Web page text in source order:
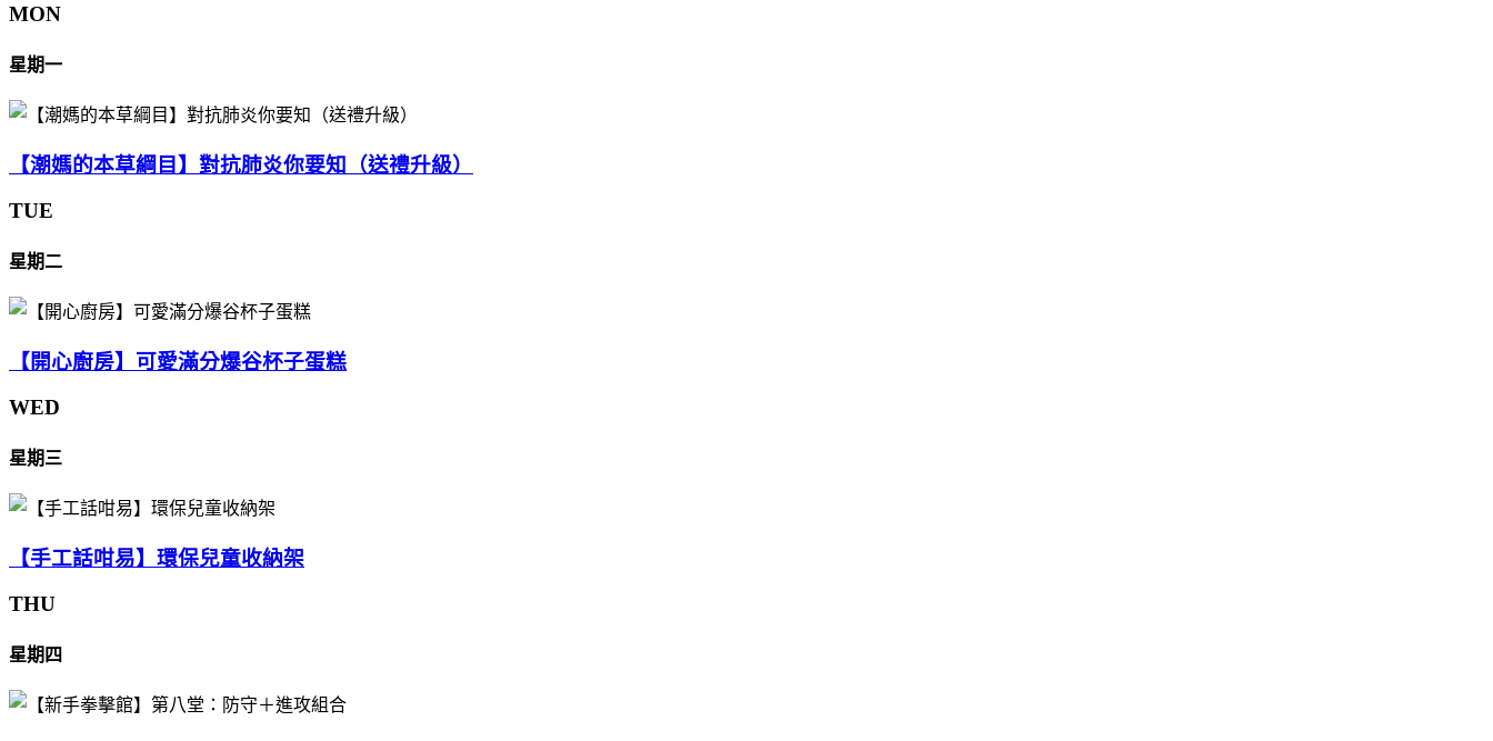
MON
星期一
【潮媽的本草綱目】對抗肺炎你要知（送禮升級）
TUE
星期二
【開心廚房】可愛滿分爆谷杯子蛋糕
WED
星期三
【手工話咁易】環保兒童收納架
THU
星期四